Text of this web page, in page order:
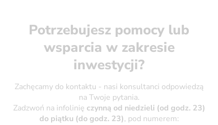
Potrzebujesz pomocy lub
wsparcia w zakresie
inwestycji?
Zachęcamy do kontaktu - nasi konsultanci odpowiedzą
na Twoje pytania.
Zadzwoń na infolinię czynną od niedzieli (od godz. 23)
do piątku (do godz. 23), pod numerem: